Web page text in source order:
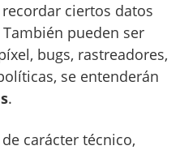
ciertos datos
pueden ser
bugs, rastreadores,
se entenderán
.
carácter técnico,